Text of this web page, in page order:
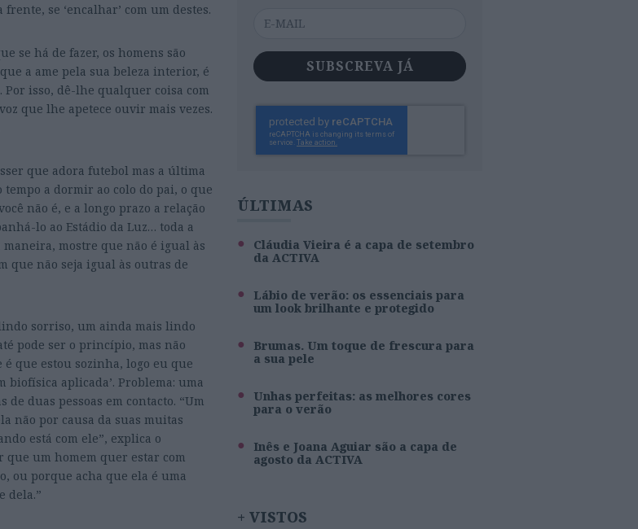
se ‘encalhar’ com um destes.
se há de fazer, os homens são
a ame pela sua beleza interior, é
isso, dê-lhe qualquer coisa com
que lhe apetece ouvir mais vezes.
que adora futebol mas a última
tempo a dormir ao colo do pai, o que
não é, e a longo prazo a relação
lo ao Estádio da Luz… toda a
mostre que não é igual às
que não seja igual às outras de
sorriso, um ainda mais lindo
pode ser o princípio, mas não
é que estou sozinha, logo eu que
biofísica aplicada’. Problema: uma
de duas pessoas em contacto. “Um
não por causa da suas muitas
está com ele”, explica o
que um homem quer estar com
ou porque acha que ela é uma
dela.”
SUBSCREVA JÁ
ÚLTIMAS
Cláudia Vieira é a capa de setembro
da ACTIVA
Lábio de verão: os essenciais para
um look brilhante e protegido
Brumas. Um toque de frescura para
a sua pele
Unhas perfeitas: as melhores cores
para o verão
Inês e Joana Aguiar são a capa de
agosto da ACTIVA
+ VISTOS